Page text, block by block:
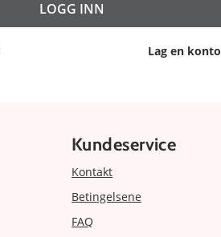
Lag en konto
Kundeservice
Kontakt
Betingelsene
FAQ